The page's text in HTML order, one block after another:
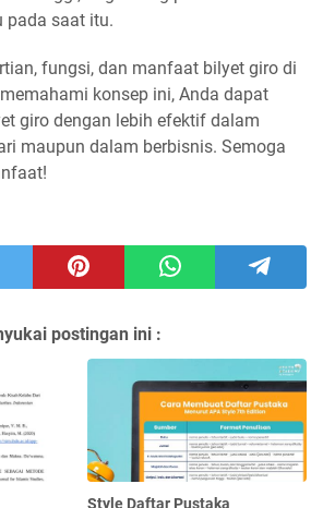
pada saat itu.
fungsi, dan manfaat bilyet giro di
konsep ini, Anda dapat
giro dengan lebih efektif dalam
maupun dalam berbisnis. Semoga
postingan ini :
Style Daftar Pustaka